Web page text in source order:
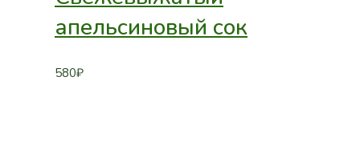
апельсиновый сок
580₽